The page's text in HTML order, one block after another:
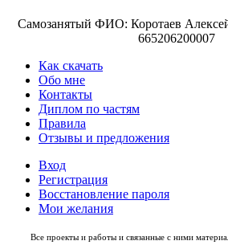
Самозанятый ФИО: Коротаев
665206200007
Как скачать
Обо мне
Контакты
Диплом по частям
Правила
Отзывы и предложения
Вход
Регистрация
Восстановление пароля
Мои желания
Все проекты и работы и связанные с ними